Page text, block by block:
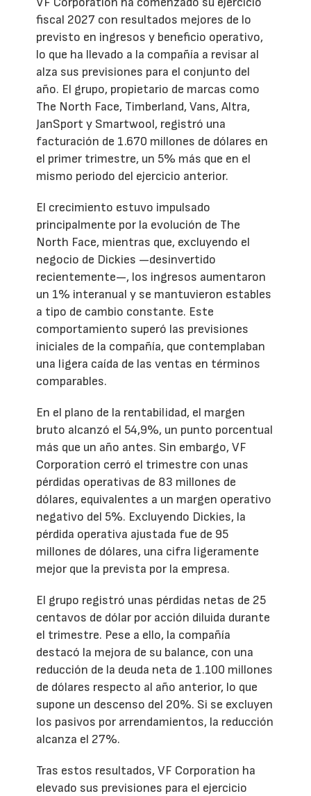
fiscal 2027 con resultados mejores de lo
previsto en ingresos y beneficio operativo,
lo que ha llevado a la compañía a revisar al
alza sus previsiones para el conjunto del
año. El grupo, propietario de marcas como
The North Face, Timberland, Vans, Altra,
JanSport y Smartwool, registró una
facturación de 1.670 millones de dólares en
el primer trimestre, un 5% más que en el
mismo periodo del ejercicio anterior.
El crecimiento estuvo impulsado
principalmente por la evolución de The
North Face, mientras que, excluyendo el
negocio de Dickies —desinvertido
recientemente—, los ingresos aumentaron
un 1% interanual y se mantuvieron estables
a tipo de cambio constante. Este
comportamiento superó las previsiones
iniciales de la compañía, que contemplaban
una ligera caída de las ventas en términos
comparables.
En el plano de la rentabilidad, el margen
bruto alcanzó el 54,9%, un punto porcentual
más que un año antes. Sin embargo, VF
Corporation cerró el trimestre con unas
pérdidas operativas de 83 millones de
dólares, equivalentes a un margen operativo
negativo del 5%. Excluyendo Dickies, la
pérdida operativa ajustada fue de 95
millones de dólares, una cifra ligeramente
mejor que la prevista por la empresa.
El grupo registró unas pérdidas netas de 25
centavos de dólar por acción diluida durante
el trimestre. Pese a ello, la compañía
destacó la mejora de su balance, con una
reducción de la deuda neta de 1.100 millones
de dólares respecto al año anterior, lo que
supone un descenso del 20%. Si se excluyen
los pasivos por arrendamientos, la reducción
alcanza el 27%.
Tras estos resultados, VF Corporation ha
elevado sus previsiones para el ejercicio